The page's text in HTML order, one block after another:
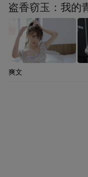
盗香窃玉：我的
爽文